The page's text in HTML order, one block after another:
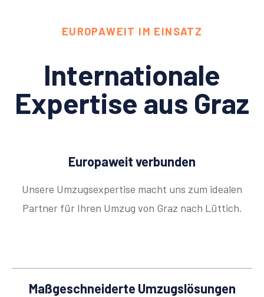
EUROPAWEIT IM EINSATZ
Internationale
Expertise aus Graz
Europaweit verbunden
Unsere Umzugsexpertise macht uns zum idealen
Partner für Ihren Umzug von Graz nach Lüttich.
Maßgeschneiderte Umzugslösungen